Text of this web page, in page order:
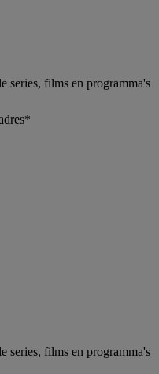
series, films en programma's
series, films en programma's